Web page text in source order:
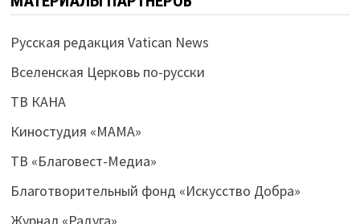
Русская редакция Vatican News
Вселенская Церковь по-русски
ТВ КАНА
Киностудия «МАМА»
ТВ «Благовест-Медиа»
Благотворительный фонд «Искусство Добра»